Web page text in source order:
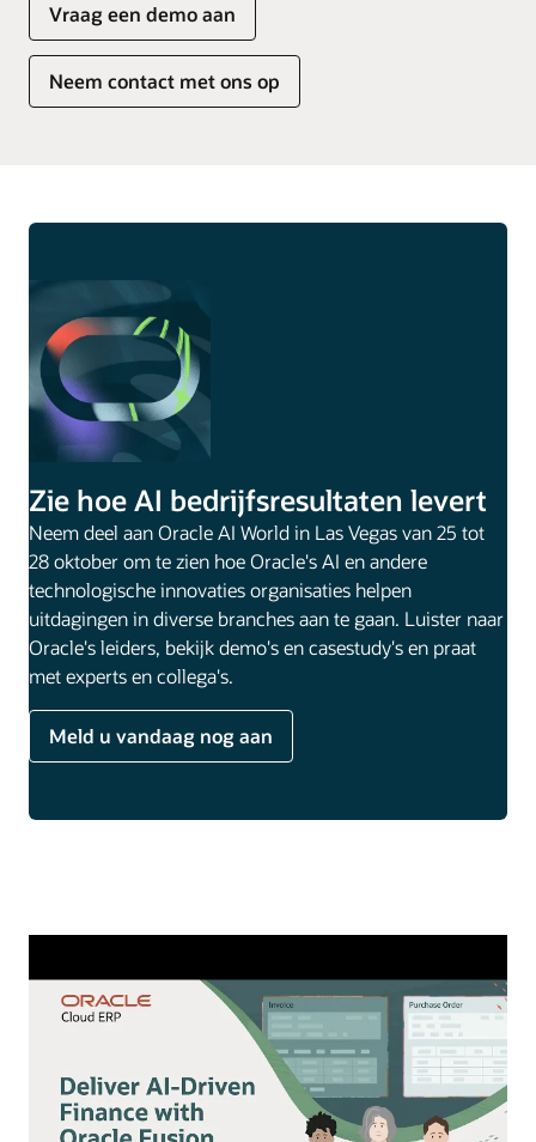
Vraag een demo aan
Neem contact met ons op
Zie hoe AI bedrijfsresultaten levert
Neem deel aan Oracle AI World in Las Vegas van 25 tot
28 oktober om te zien hoe Oracle's AI en andere
technologische innovaties organisaties helpen
uitdagingen in diverse branches aan te gaan. Luister naar
Oracle's leiders, bekijk demo's en casestudy's en praat
met experts en collega's.
Meld u vandaag nog aan